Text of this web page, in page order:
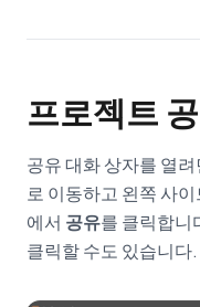
프로젝트
공유 대화 상자를 열려
로 이동하고 왼쪽 사
에서 공유를 클릭합니
클릭할 수도 있습니다.